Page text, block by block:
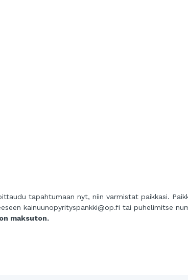
tapahtumaan nyt, niin varmistat paikkasi.
kainuunopyrityspankki@op.fi tai puhelimitse
maksuton.